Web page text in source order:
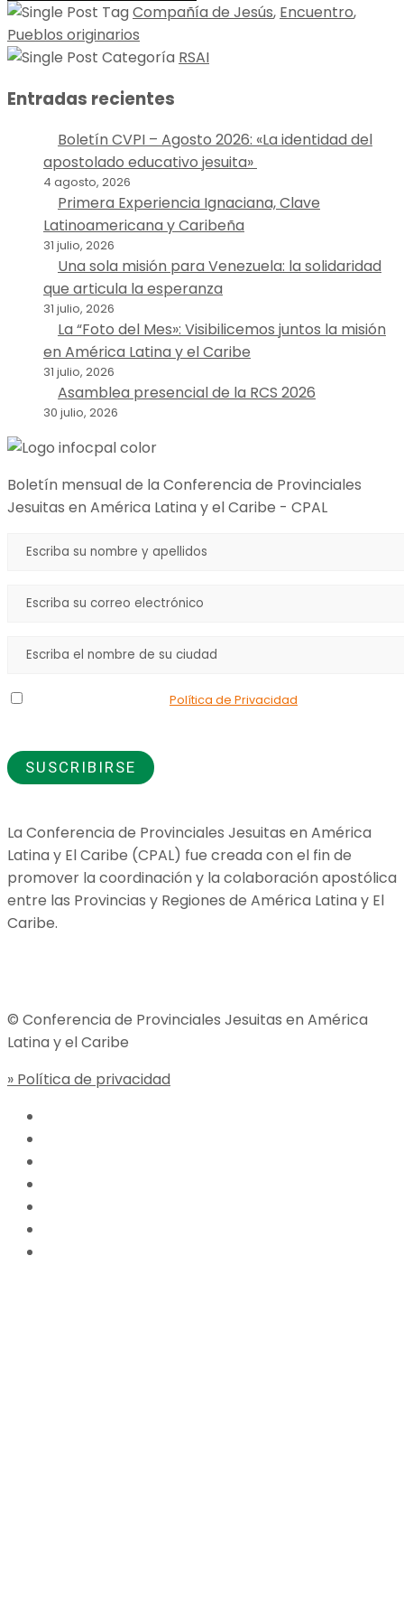
Compañía de Jesús, Encuentro,
Pueblos originarios
RSAI
Entradas recientes
Boletín CVPI – Agosto 2026: «La identidad del
apostolado educativo jesuita»
4 agosto, 2026
Primera Experiencia Ignaciana, Clave
Latinoamericana y Caribeña
31 julio, 2026
Una sola misión para Venezuela: la solidaridad
que articula la esperanza
31 julio, 2026
La “Foto del Mes»: Visibilicemos juntos la misión
en América Latina y el Caribe
31 julio, 2026
Asamblea presencial de la RCS 2026
30 julio, 2026
Boletín mensual de la Conferencia de Provinciales
Jesuitas en América Latina y el Caribe - CPAL
Política de Privacidad
La Conferencia de Provinciales Jesuitas en América
Latina y El Caribe (CPAL) fue creada con el fin de
promover la coordinación y la colaboración apostólica
entre las Provincias y Regiones de América Latina y El
Caribe.
© Conferencia de Provinciales Jesuitas en América
Latina y el Caribe
» Política de privacidad